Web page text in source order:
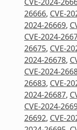
26666, CVE-
2024-26669,
CVE-2024-
26675, CVE-
2024-26678,
CVE-2024-
26683, CVE-
2024-26687,
CVE-2024-
26692, CVE-